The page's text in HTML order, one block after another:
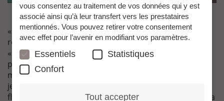
« Le dernier jour, la famille m’a dit : « Dommage que tu
repartes déjà ! »
« Je suis arrivée dans mon « entreprise » sans idée
préconçue. Le courant a passé tout de suite avec la
mère et la confiance s’est vite installée avec son plus
jeune fils de sept ans. Pour être Granny, il faut être
flexible et savoir se mettre en retrait. Le dernier jour, la
vous consentez au traitement de vos données qui y est
associé ainsi qu’à leur transfert vers les prestataires
mentionnés. Vous pouvez retirer votre consentement
avec effet pour l’avenir en modifiant vos paramètres.
Essentiels
Statistiques
Confort
Tout accepter